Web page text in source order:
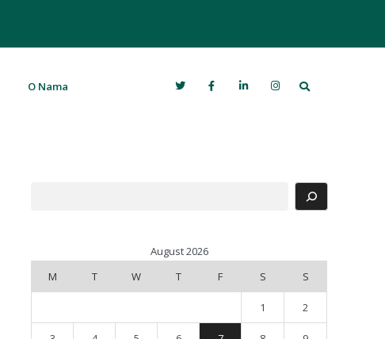
O Nama Search
August 2026
M
T W T F S S
1 2